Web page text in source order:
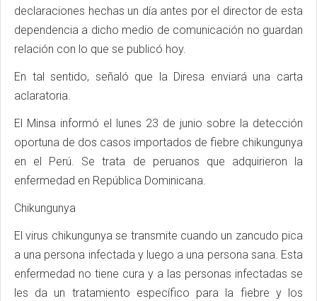
declaraciones hechas un día antes por el director de esta
dependencia a dicho medio de comunicación no guardan
relación con lo que se publicó hoy.
En tal sentido, señaló que la Diresa enviará una carta
aclaratoria.
El Minsa informó el lunes 23 de junio sobre la detección
oportuna de dos casos importados de fiebre chikungunya
en el Perú. Se trata de peruanos que adquirieron la
enfermedad en República Dominicana.
Chikungunya
El virus chikungunya se transmite cuando un zancudo pica
a una persona infectada y luego a una persona sana. Esta
enfermedad no tiene cura y a las personas infectadas se
les da un tratamiento específico para la fiebre y los